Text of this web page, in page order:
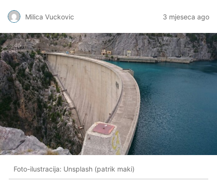
Milica Vuckovic 3 mjeseca ago
Foto-ilustracija: Unsplash (patrik maki)